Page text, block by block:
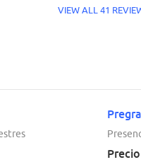
VIEW ALL 41